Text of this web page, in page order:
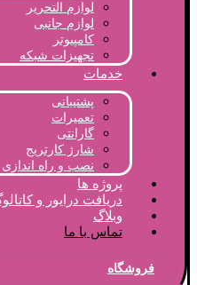
لوازم التحریر
لوازم جانبی
کامپیوتر
تجهیزات شبکه
خدمات
پشتیبانی
تعمیرات
گارانتی
شارژ کارتریج
نصب و راه اندازی
پروژه ها
دریافت درایور و
وبلاگ
تماس با ما
فروشگاه